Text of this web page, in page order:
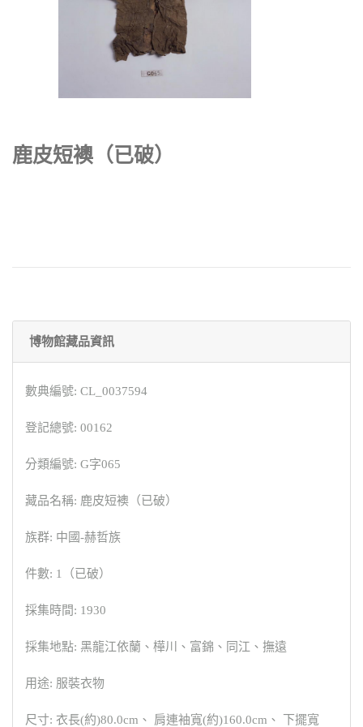
鹿皮短襖（已破）
博物館藏品資訊
數典編號: CL_0037594
登記總號: 00162
分類編號: G字065
藏品名稱: 鹿皮短襖（已破）
族群: 中國-赫哲族
件數: 1（已破）
採集時間: 1930
採集地點: 黑龍江依蘭、樺川、富錦、同江、撫遠
用途: 服裝衣物
尺寸: 衣長(約)80.0cm、 肩連袖寬(約)160.0cm、 下擺寬